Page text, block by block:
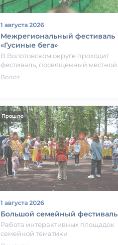
1 августа 2026
Межрегиональный фестиваль
«Гусиные бега»
В Волотовском округе проходит
фестиваль, посвященный местной
традиции разведения гусей,
Волот
Прошло
1 августа 2026
Большой семейный фестиваль
Работа интерактивных площадок
семейной тематики